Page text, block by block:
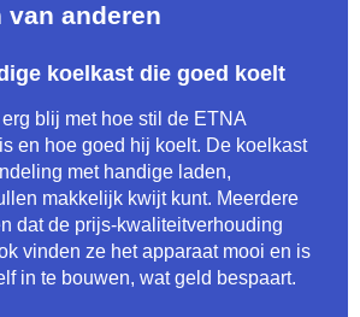
van anderen
koelkast die goed koelt
blij met hoe stil de ETNA
en hoe goed hij koelt. De koelkast
met handige laden,
makkelijk kwijt kunt. Meerdere
dat de prijs-kwaliteitverhouding
vinden ze het apparaat mooi en is
in te bouwen, wat geld bespaart.